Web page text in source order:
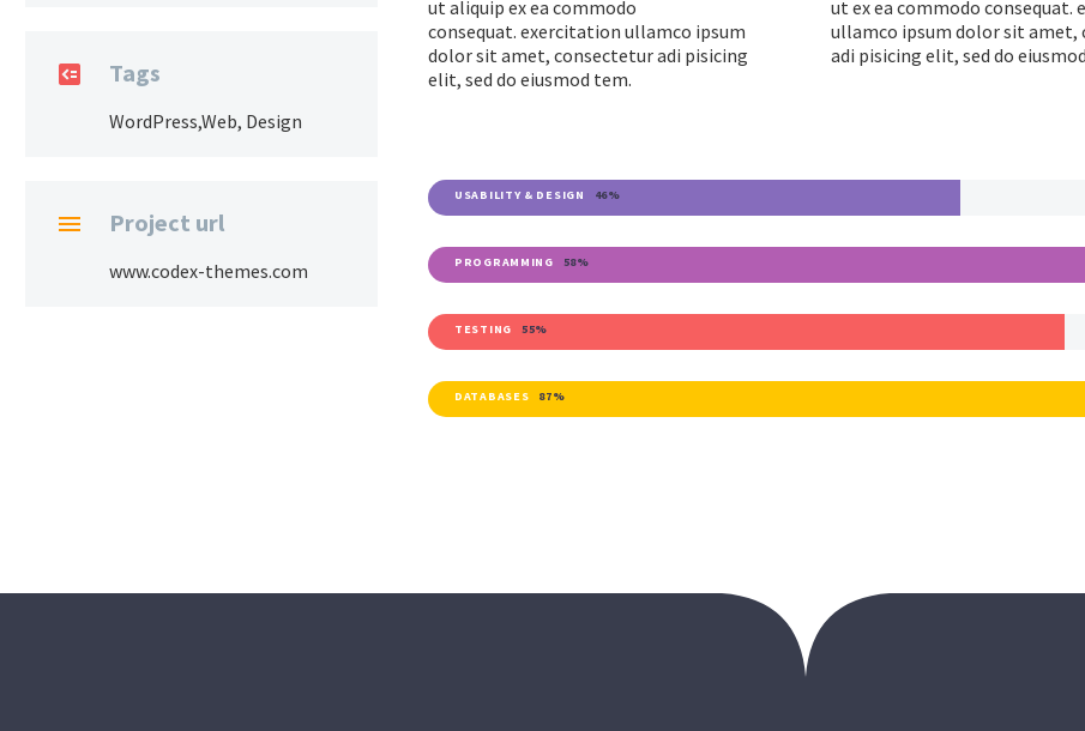
 Tags
WordPress,Web, Design
 Project url
www.codex-themes.com
ut aliquip ex ea commodo
consequat. exercitation ullamco ipsum
dolor sit amet, consectetur adi pisicing
elit, sed do eiusmod tem.
ut ex ea commodo consequat.
ullamco ipsum dolor sit amet,
adi pisicing elit, sed do
USABILITY & DESIGN 46%
PROGRAMMING 58%
TESTING 55%
DATABASES 87%